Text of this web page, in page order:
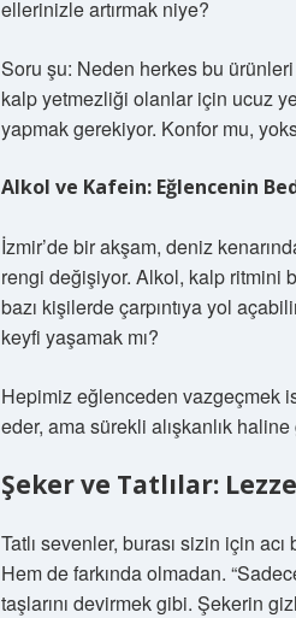
ellerinizle artırmak niye?
Soru şu: Neden herkes bu
kalp yetmezliği olanlar için ucuz
yapmak gerekiyor. Konfor mu,
Alkol ve Kafein: Eğlencenin
İzmir’de bir akşam, deniz
rengi değişiyor. Alkol, kalp ritmini
bazı kişilerde çarpıntıya yol
keyfi yaşamak mı?
Hepimiz eğlenceden vazgeçmek
eder, ama sürekli alışkanlık
Şeker ve Tatlılar:
Tatlı sevenler, burası sizin için
Hem de farkında olmadan.
taşlarını devirmek gibi. Şekerin